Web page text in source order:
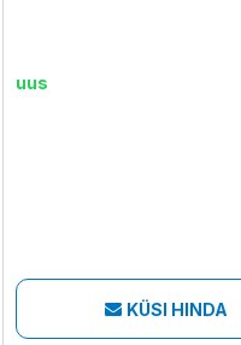
uus
KÜSI HINDA